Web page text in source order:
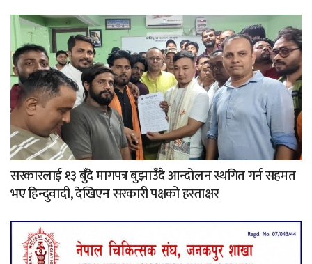
सरकारलाई १३ बुँदे मागपत्र बुझाउँदै आन्दोलन स्थगित गर्न सहमत
भए हिन्दुवादी, देखिएन सरकारी पक्षको हस्ताक्षर